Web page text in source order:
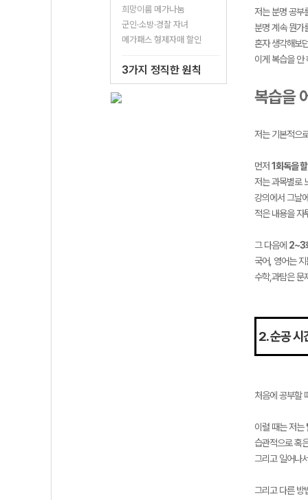
희망이룸 메가나눔
군인·소방·경찰 자녀
메가패스 형제자매 할인
3가지 정직한 원칙
저는 분명 공부
분명 계속 뭔가
혼자 생각해보
이게 복습을 안
복습을
저는 기본적으
먼저 1회독을
저는 과목별로
강의에서 그날
적은 내용을 자
그 다음에 2~3
국어, 영어는
수학,과탐은 문
2. 순공 시
처음에 공부할
이럴 때는 저는
습관적으로 혹
그리고 일어나
그리고 다른 방